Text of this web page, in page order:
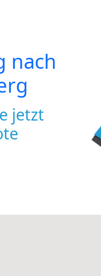
nach
jetzt